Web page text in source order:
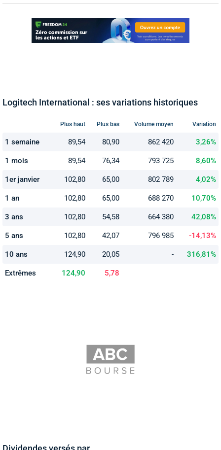
Logitech International : ses variations historiques
Plus haut Plus bas Volume moyen Variation
1 semaine 89,54 80,90 862 420 3,26%
1 mois 89,54 76,34 793 725 8,60%
1er janvier 102,80 65,00 802 789 4,02%
1 an 102,80 65,00 688 270 10,70%
3 ans 102,80 54,58 664 380 42,08%
5 ans 102,80 42,07 796 985 -14,13%
10 ans 124,90 20,05 - 316,81%
Extrêmes 124,90 5,78